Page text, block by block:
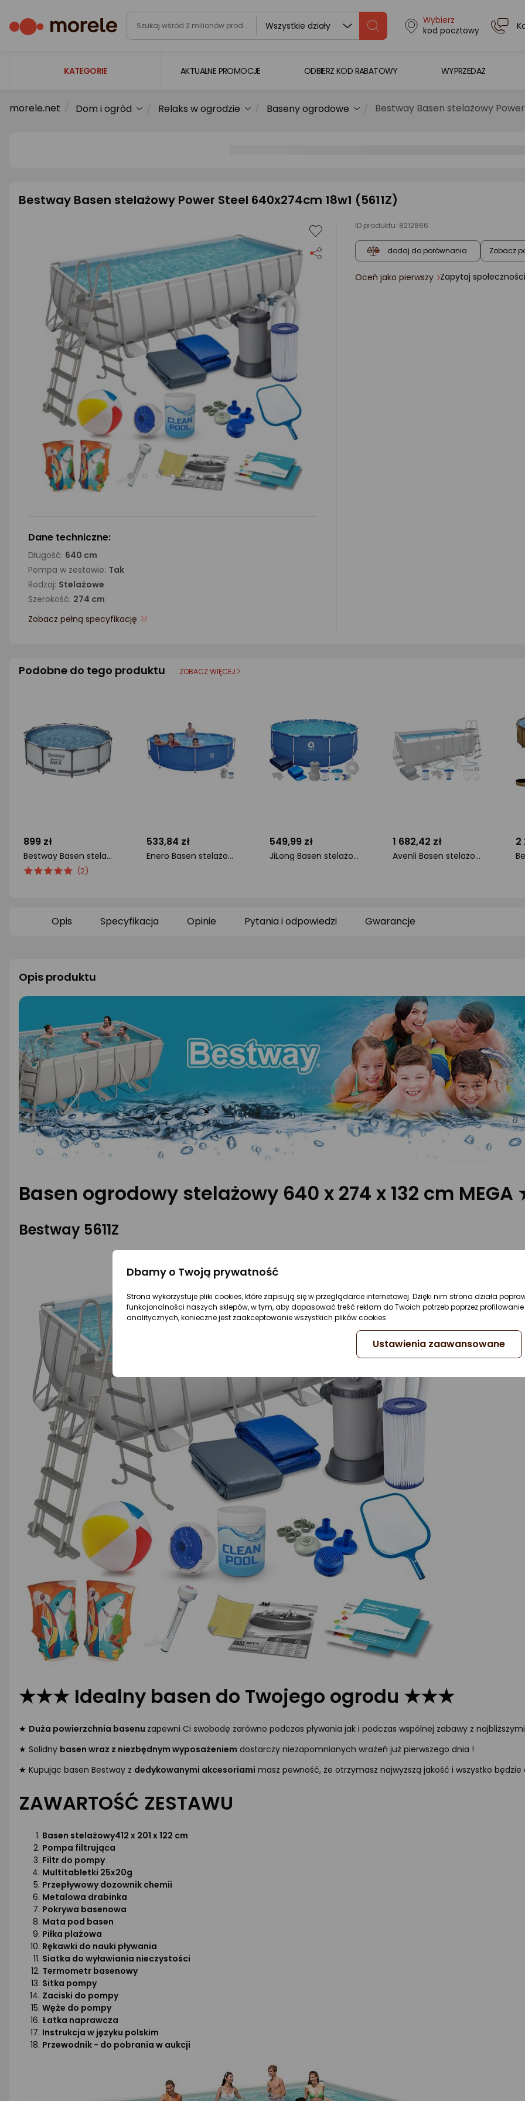
Wszystkie działy
Wybierz
kod pocztowy
KATEGORIE
Laptopy
Smartfony i smartwatche
AGD duże
AGD małe
Dom i ogród
Biuro i firma
Sport i turystyka
Zabawki i dziecko
Uroda i zdrowie
Supermarket
AKTUALNE PROMOCJE ODBIERZ KOD RABATOWY WYPRZEDAŻ
morele.net Dom i ogród Relaks w ogrodzie Baseny ogrodowe Bestway Basen stelażowy
Bestway Basen stelażowy Power Steel 640x274cm 18w1 (5611Z)
ID produktu: 8212866
dodaj do porównania Zobacz
ocena
Oceń jako pierwszy Zapytaj społeczności
Dane techniczne:
Długość: 640 cm
Pompa w zestawie: Tak
Rodzaj: Stelażowe
Szerokość: 274 cm
Zobacz pełną specyfikację
Podobne do tego produktu ZOBACZ WIĘCEJ
899 zł
Bestway Basen stelażowy Steel Pro Max 366cm (56418)
ocena
Ocena
(2)
533,84 zł
Enero Basen stelażowy owalny z pompą filtrującą 360x76cm (17799EU)
549,99 zł
JiLong Basen stelażowy 305cm 16w1 (682)
1 682,42 zł
Avenli Basen stelażowy 400x207cm 17w1 (2818)
2
Opis Specyfikacja Opinie Pytania i odpowiedzi Gwarancje
Opis produktu
Basen ogrodowy stelażowy 640 x 274 x 132 cm
Bestway 5611Z
★★★ Idealny basen do Twojego ogrodu ★★★
★ Duża powierzchnia basenu zapewni Ci swobodę zarówno podczas pływania jak i podczas wspólnej zabawy z najbliższymi
★ Solidny basen wraz z niezbędnym wyposażeniem dostarczy niezapomnianych wrażeń już pierwszego dnia !
★ Kupując basen Bestway z dedykowanymi akcesoriami masz pewność, że otrzymasz najwyższą jakość i wszystko
ZAWARTOŚĆ ZESTAWU
Basen stelażowy412 x 201 x 122 cm
Pompa filtrująca
Filtr do pompy
Multitabletki 25x20g
Przepływowy dozownik chemii
Metalowa drabinka
Pokrywa basenowa
Mata pod basen
Piłka plażowa
Rękawki do nauki pływania
Siatka do wyławiania nieczystości
Termometr basenowy
Sitka pompy
Zaciski do pompy
Węże do pompy
Łatka naprawcza
Instrukcja w języku polskim
Przewodnik - do pobrania w aukcji
Dbamy o Twoją prywatność
Strona wykorzystuje pliki cookies, które zapisują się w przeglądarce internetowej. Dzięki nim strona działa
funkcjonalności naszych sklepów, w tym, aby dopasować treść reklam do Twoich potrzeb poprzez
analitycznych, konieczne jest zaakceptowanie wszystkich plików cookies.
Ustawienia zaawansowane